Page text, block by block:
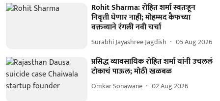
Rohit Sharma: रोहित शर्मा स्वतःहून
निवृत्ती घेणार नाही; मोहम्मद कैफच्या
वक्तव्याने रंगली नवी चर्चा
Surabhi Jayashree Jagdish 05 Aug 2026
प्रसिद्ध व्यावसायिक रोहित शर्मा यांनी उचललं
टोकाचं पाऊल; मोठी खळबळ
Omkar Sonawane 02 Aug 2026